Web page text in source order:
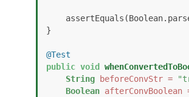
}
@Test
public void
String
beforeConvStr =
Boolean afterConvBoolean